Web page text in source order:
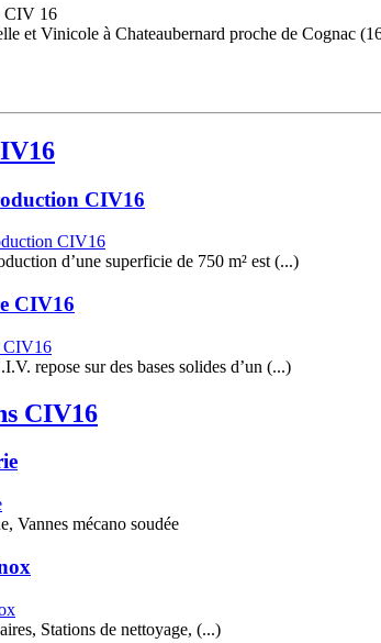
CIV 16
et Vinicole à Chateaubernard proche de Cognac
CIV16
d’une superficie de 750 m² est (...)
CIV16
repose sur des bases solides d’un (...)
CIV16
Vannes mécano soudée
Stations de nettoyage, (...)